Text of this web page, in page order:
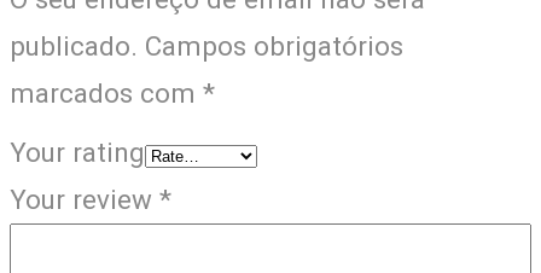
publicado. Campos obrigatórios
marcados com *
Your rating
Your review *